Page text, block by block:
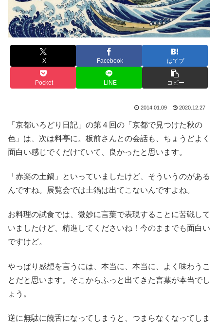
X Facebook はてブ
Pocket LINE コピー
2014.01.09 2020.12.27
「京都いろどり日記」の第４回の「京都で見つけた秋の
色」は、次は料亭に。板前さんとの会話も、ちょうどよく
面白い感じでくだけていて、良かったと思います。
「赤楽の土鍋」といっていましたけど、そういうのがある
んですね。展覧会では土鍋は出てこないんですよね。
お料理の試食では、微妙に言葉で表現することに苦戦して
いましたけど、精進してくださいね！今のままでも面白い
ですけど。
やっぱり感想を言うには、本当に、本当に、よく味わうこ
とだと思います。そこからふっと出てきた言葉が本当でし
ょう。
逆に無駄に饒舌になってしまうと、つまらなくなってしま